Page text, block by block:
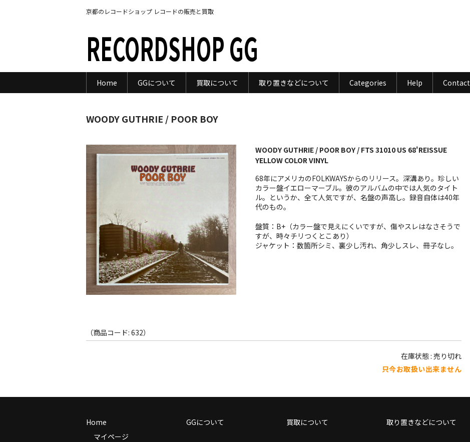
京都のレコードショップ レコードの販売と買取
RECORDSHOP GG
Home GGについて 買取について 取り置きなどについて Categories Help Contact
WOODY GUTHRIE / POOR BOY
WOODY GUTHRIE / POOR BOY / FTS 31010 US 68'REISSUE
YELLOW COLOR VINYL
68年にアメリカのFOLKWAYSからのリリース。深溝あり。珍しい
カラー盤イエローマーブル。彼のアルバムの中では人気のタイト
ル。というか、全て人気ですが、名盤の声高し。録音自体は40年
代のもの。
盤質：B+（カラー盤で見えにくいですが、傷やスレはなさそうで
すが、時々チリつくとこあり）
ジャケット：数箇所シミ、裏少し汚れ、角少しスレ、冊子なし。
（商品コード: 632）
在庫状態 : 売り切れ
只今お取扱い出来ません
Home
マイページ
GGについて 買取について 取り置きなどについて